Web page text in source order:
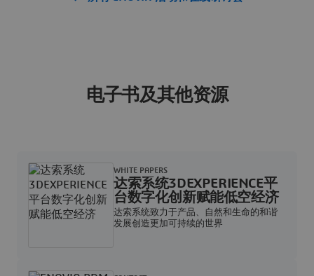
电子书及其他资源
达索系统3DEXPERIENCE平
台数字化创新赋能低空经济
达索系统致力于产品、自然和生命的和谐
发展创造更加可持续的世界
WHITE PAPERS